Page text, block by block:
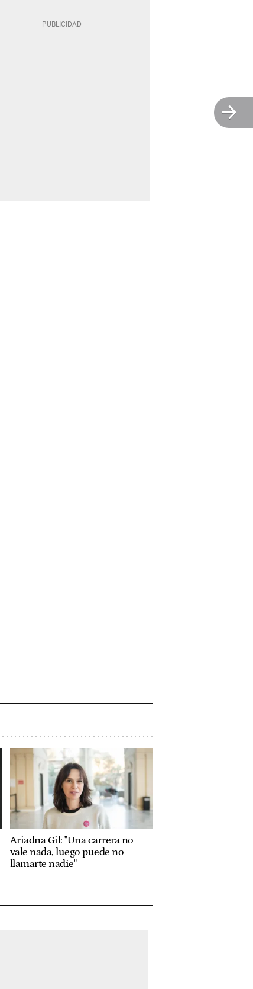
Ariadna Gil: "Una carrera no
vale nada, luego puede no
llamarte nadie"